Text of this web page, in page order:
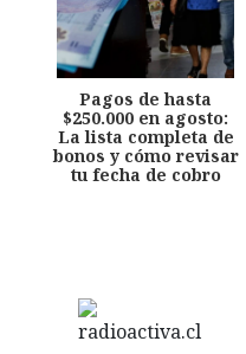
Pagos de hasta
$250.000 en agosto:
La lista completa de
bonos y cómo revisar
tu fecha de cobro